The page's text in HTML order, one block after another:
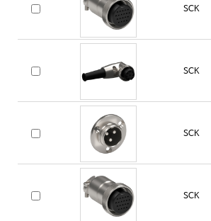
SCK
SCK
SCK
SCK